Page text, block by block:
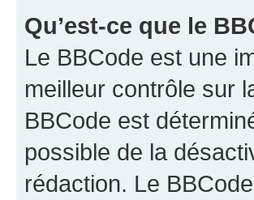
Qu’est-ce que le
Le BBCode est une
meilleur contrôle sur
BBCode est
possible de la
rédaction. Le